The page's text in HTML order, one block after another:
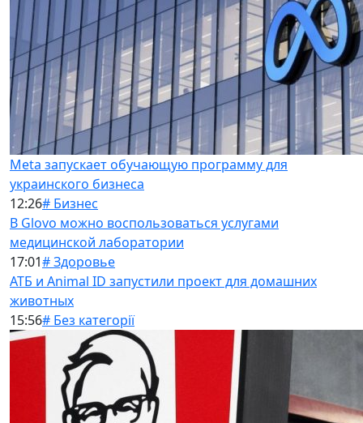
Meta запускает обучающую программу для
украинского бизнеса
12:26# Бизнес
В Glovo можно воспользоваться услугами
медицинской лаборатории
17:01# Здоровье
АТБ и Animal ID запустили проект для домашних
животных
15:56# Без категорії